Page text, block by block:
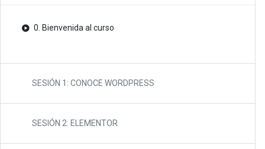
0. Bienvenida al curso
SESIÓN 1: CONOCE WORDPRESS
SESIÓN 2: ELEMENTOR